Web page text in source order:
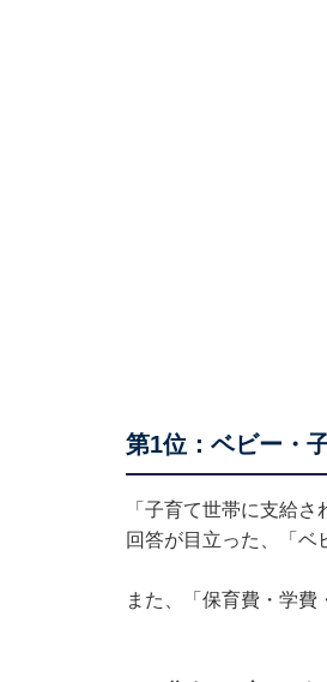
第1位：ベビー・
「子育て世帯に支給
回答が目立った、「ベ
また、「保育費・学費